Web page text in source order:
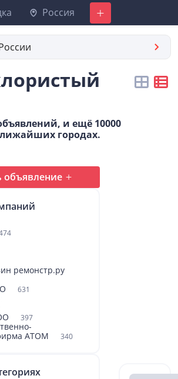
Россия Добавить
и ещё 10000
городах.
объявление
ремонстр.ру
631
397
АТОМ
340